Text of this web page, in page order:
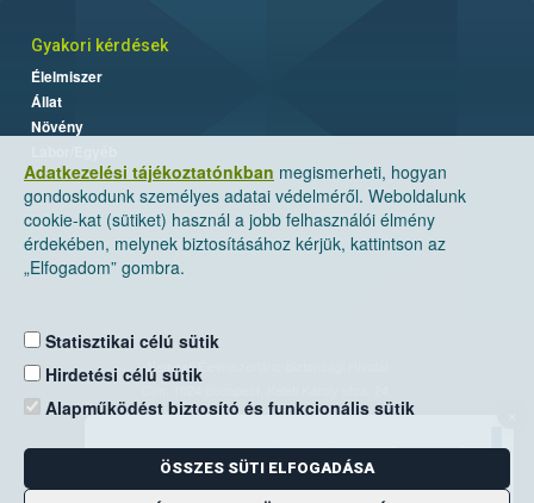
Adatkezelési tájékoztatónkban megismerheti, hogyan
gondoskodunk személyes adatai védelméről. Weboldalunk
cookie-kat (sütiket) használ a jobb felhasználói élmény
érdekében, melynek biztosításához kérjük, kattintson az
„Elfogadom” gombra.
Statisztikai célú sütik
Hirdetési célú sütik
Alapműködést biztosító és funkcionális sütik
ÖSSZES SÜTI ELFOGADÁSA
Gyakori kérdések
Élelmiszer
Állat
Növény
Nemzeti Élelmiszerlánc-biztonsági Hivatal
Levelezési cím: 1525 Budapest. Pf. 30.
E-mail:ugyfelszolgalat@nebih.gov.hu